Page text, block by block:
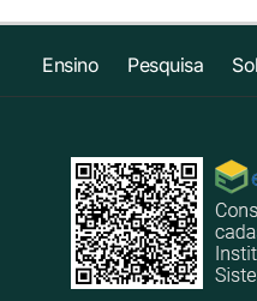
Ensino Pesquisa